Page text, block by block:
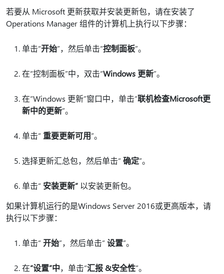
若要从 Microsoft 更新获取并安装更新包，请在安装了
Operations Manager 组件的计算机上执行以下步骤：
单击“开始”，然后单击“控制面板”。
在“控制面板”中，双击“Windows 更新”。
在“Windows 更新”窗口中，单击“联机检查Microsoft更
新中的更新”。
单击“ 重要更新可用”。
选择更新汇总包，然后单击“ 确定”。
单击“ 安装更新” 以安装更新包。
如果计算机运行的是Windows Server 2016或更高版本，请
执行以下步骤：
单击“ 开始”，然后单击“ 设置”。
在“设置”中，单击“汇报 &安全性”。